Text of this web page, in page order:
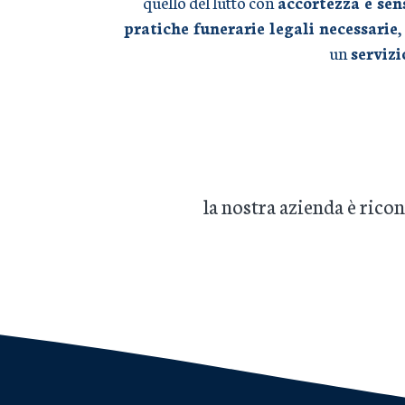
pratiche funerarie legali necessarie
un
la nostra azienda è